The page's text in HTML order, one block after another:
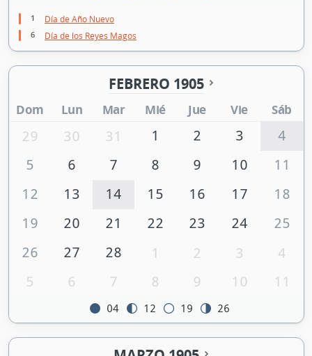
1 Día de Año Nuevo
6 Día de los Reyes Magos
FEBRERO 1905
Dom Lun Mar Mié Jue Vie Sáb
29 30 31 1 2 3
4
5
6 7 8 9 10
11
12
13 14 15 16 17
18
19
20 21 22 23 24
25
26
27 28 1 2 3
4
5
6 7 8 9 10 11
04 12 19 26